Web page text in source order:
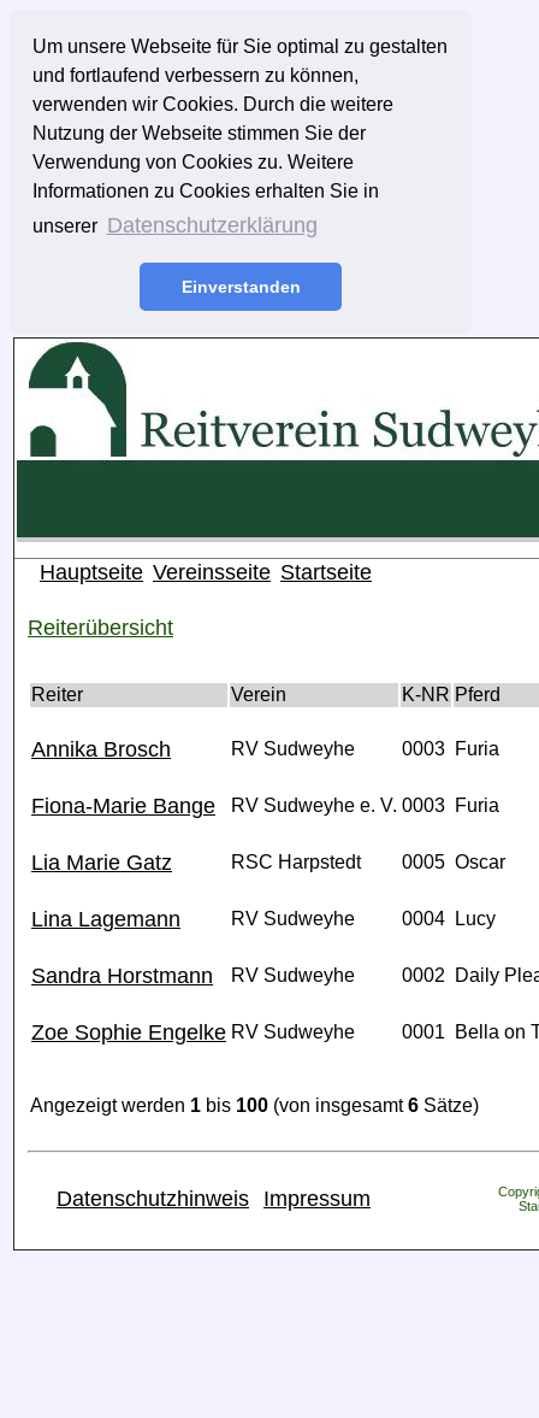
Um unsere Webseite für Sie optimal zu gestalten
und fortlaufend verbessern zu können,
verwenden wir Cookies. Durch die weitere
Nutzung der Webseite stimmen Sie der
Verwendung von Cookies zu. Weitere
Informationen zu Cookies erhalten Sie in
unserer Datenschutzerklärung
Einverstanden
Hauptseite Vereinsseite Startseite
Reiterübersicht
Reiter Verein K-NR Pferd
Annika Brosch RV Sudweyhe 0003 Furia
Fiona-Marie Bange RV Sudweyhe e. V. 0003 Furia
Lia Marie Gatz RSC Harpstedt 0005 Oscar
Lina Lagemann RV Sudweyhe 0004 Lucy
Sandra Horstmann RV Sudweyhe 0002 Daily
Zoe Sophie Engelke RV Sudweyhe 0001 Bella on
Angezeigt werden 1 bis 100 (von insgesamt6 Sätze)
Datenschutzhinweis Impressum